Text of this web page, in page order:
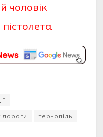
чоловік
дороги тернопіль